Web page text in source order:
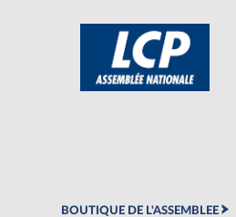
BOUTIQUE DE L'ASSEMBLEE